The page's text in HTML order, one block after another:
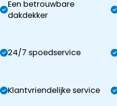
Een betrouwbare
dakdekker
24/7 spoedservice
Klantvriendelijke service